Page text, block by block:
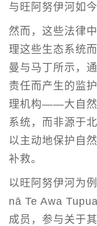
与旺阿努伊河如
然而，这些法律
理这些生态系统
曼与马丁所示，
责任而产生的监
理机构——大自然
系统，而非源于
以主动地保护自
补救。
以旺阿努伊河为
nā Te Awa
成员，参与关于